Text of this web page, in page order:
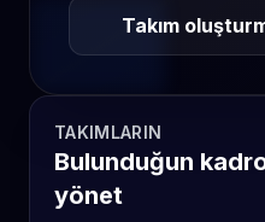
Takım
TAKIMLARIN
Bulunduğun
yönet